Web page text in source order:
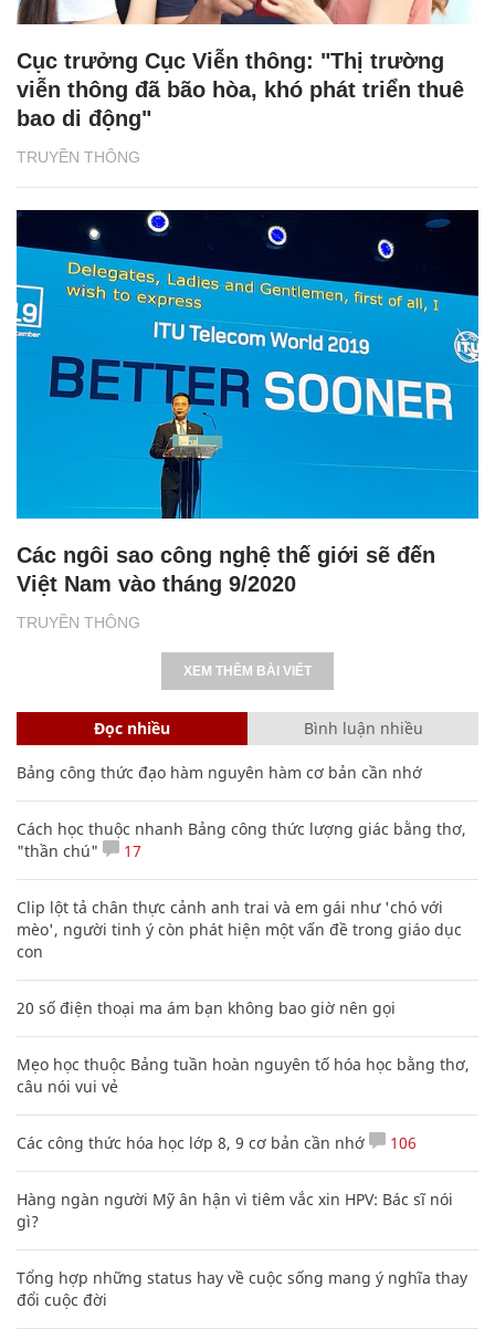
TRUYỀN THÔNG
Cục trưởng Cục Viễn thông: "Thị trường
viễn thông đã bão hòa, khó phát triển thuê
bao di động"
TRUYỀN THÔNG
Các ngôi sao công nghệ thế giới sẽ đến
Việt Nam vào tháng 9/2020
XEM THÊM BÀI VIẾT
Đọc nhiều Bình luận nhiều
Bảng công thức đạo hàm nguyên hàm cơ bản cần nhớ
Cách học thuộc nhanh Bảng công thức lượng giác bằng thơ,
"thần chú"
17
Clip lột tả chân thực cảnh anh trai và em gái như 'chó với
mèo', người tinh ý còn phát hiện một vấn đề trong giáo dục
con
20 số điện thoại ma ám bạn không bao giờ nên gọi
Mẹo học thuộc Bảng tuần hoàn nguyên tố hóa học bằng thơ,
câu nói vui vẻ
Các công thức hóa học lớp 8, 9 cơ bản cần nhớ 106
Hàng ngàn người Mỹ ân hận vì tiêm vắc xin HPV: Bác sĩ nói
gì?
Tổng hợp những status hay về cuộc sống mang ý nghĩa thay
đổi cuộc đời